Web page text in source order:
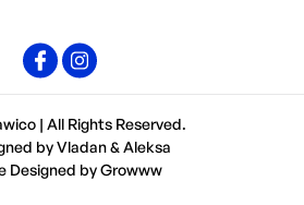
| All Rights Reserved.
byVladan& Aleksa
Designed byGrowww